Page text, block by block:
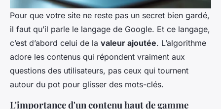
Pour que votre site ne reste pas un secret bien gardé,
il faut qu’il parle le langage de Google. Et ce langage,
c’est d’abord celui de la valeur ajoutée. L’algorithme
adore les contenus qui répondent vraiment aux
questions des utilisateurs, pas ceux qui tournent
autour du pot pour glisser des mots-clés.
L'importance d'un contenu haut de gamme